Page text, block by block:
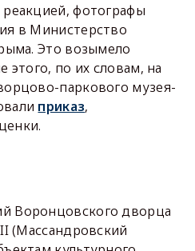
фотографы
в Министерство
Это возымело
этого, по их словам, на
паркового музея-
приказ,
Воронцовского дворца
(Массандровский